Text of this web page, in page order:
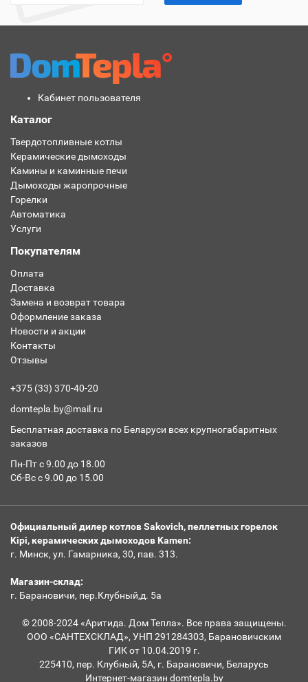
Кабинет пользователя
Каталог
Твердотопливные котлы
Керамические дымоходы
Камины и каминные печи
Дымоходы жаропрочные
Горелки
Автоматика
Услуги
Покупателям
Оплата
Доставка
Замена и возврат товара
Оформление заказа
Новости и акции
Контакты
Отзывы
+375 (33) 370-40-20
domtepla.by@mail.ru
Бесплатная доставка по Беларуси всех крупногабаритных
заказов
Пн-Пт с 9.00 до 18.00
Сб-Вс с 9.00 до 15.00
Официальный дилер котлов Sakovich, пеллетных горелок
Kipi, керамических дымоходов Kamen:
г. Минск, ул. Гамарника, 30, пав. 313.
Магазин-склад:
г. Барановичи, пер.Клубный,д. 5а
© 2008-2024 «Аритида. Дом Тепла». Все права защищены.
ООО «САНТЕХСКЛАД», УНП 291284303, Барановичским
ГИК от 10.04.2019 г.
225410, пер. Клубный, 5А, г. Барановичи, Беларусь
Интернет-магазин domtepla.by